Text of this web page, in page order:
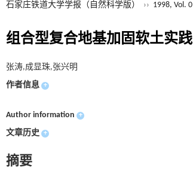
石家庄铁道大学学报（自然科学版） ›› 1998, Vol. 0
组合型复合地基加固软土实践
张涛,成显珠,张兴明
作者信息 +
Author information +
文章历史 +
摘要